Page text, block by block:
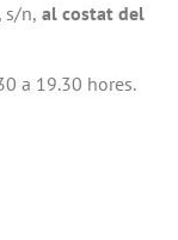
s/n, al costat del
a 19.30 hores.